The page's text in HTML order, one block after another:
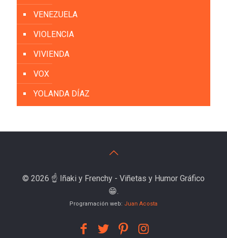
VENEZUELA
VIOLENCIA
VIVIENDA
VOX
YOLANDA DÍAZ
© 2026 ☝️ Iñaki y Frenchy - Viñetas y Humor Gráfico
😁.
Programación web: Juan Acosta